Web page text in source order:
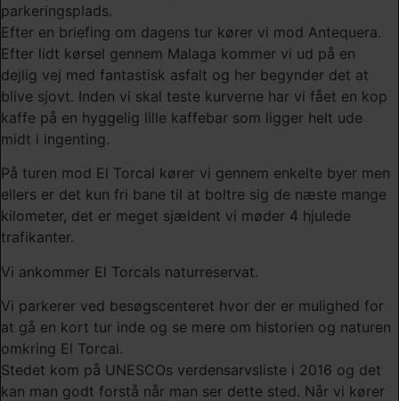
parkeringsplads.
Efter en briefing om dagens tur kører vi mod Antequera.
Efter lidt kørsel gennem Malaga kommer vi ud på en
dejlig vej med fantastisk asfalt og her begynder det at
blive sjovt. Inden vi skal teste kurverne har vi fået en kop
kaffe på en hyggelig lille kaffebar som ligger helt ude
midt i ingenting.
På turen mod El Torcal kører vi gennem enkelte byer men
ellers er det kun fri bane til at boltre sig de næste mange
kilometer, det er meget sjældent vi møder 4 hjulede
trafikanter.
Vi ankommer El Torcals naturreservat.
Vi parkerer ved besøgscenteret hvor der er mulighed for
at gå en kort tur inde og se mere om historien og naturen
omkring El Torcal.
Stedet kom på UNESCOs verdensarvsliste i 2016 og det
kan man godt forstå når man ser dette sted. Når vi kører